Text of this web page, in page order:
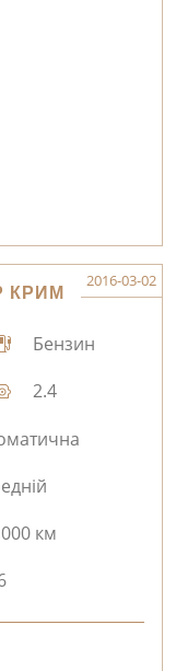
КРИМ
2016-03-02
Бензин
2.4
км